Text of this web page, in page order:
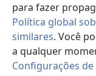
para fazer
Política global
similares. Você
a qualquer
Configurações
Copyright© 2026 Watch
TERMOS DE USO